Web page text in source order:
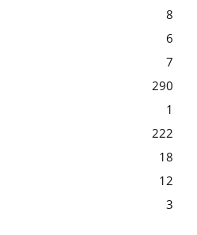
8
6
7
290
1
222
18
12
3